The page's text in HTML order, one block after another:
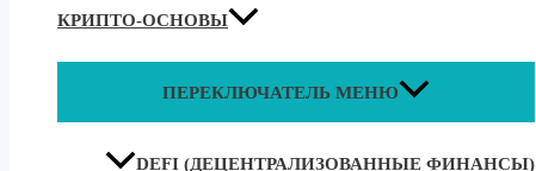
КРИПТО-ОСНОВЫ
ПЕРЕКЛЮЧАТЕЛЬ МЕНЮ
DEFI (ДЕЦЕНТРАЛИЗОВАННЫЕ ФИНАНСЫ)